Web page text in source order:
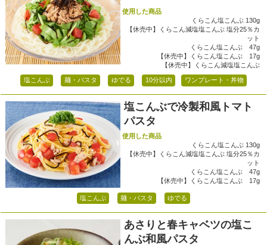
使用した商品
くらこん塩こんぶ 130g
【休売中】くらこん減塩塩こんぶ 塩分25％カ
ット
くらこん塩こんぶ 47g
【休売中】くらこん塩こんぶ 17g
【休売中】くらこん減塩塩こんぶ
塩こんぶ 麺・パスタ ゆでる 10分以内 ワンプレート・丼物
塩こんぶで冷製和風トマト
パスタ
使用した商品
くらこん塩こんぶ 130g
【休売中】くらこん減塩塩こんぶ 塩分25％カ
ット
くらこん塩こんぶ 47g
【休売中】くらこん塩こんぶ 17g
塩こんぶ 麺・パスタ ゆでる
あさりと春キャベツの塩こ
んぶ和風パスタ